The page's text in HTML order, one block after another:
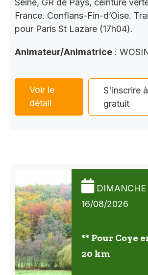
France. Conflans-Fin-d’Oise.
pour Paris St Lazare (17h04).
Animateur/Animatrice :
Voir le
détail
S'inscrire
gratuit
DIMANCHE
16/08/2026
** Pour Coye
20 km